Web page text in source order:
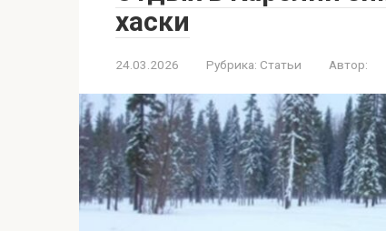
хаски
24.03.2026 Рубрика: Статьи Автор: